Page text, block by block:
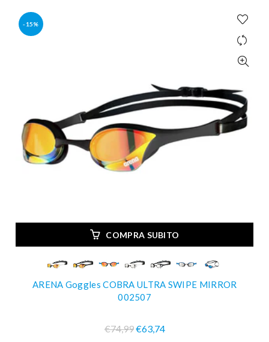
-15%
COMPRA SUBITO
ARENA Goggles COBRA ULTRA SWIPE MIRROR
002507
€74,99€63,74